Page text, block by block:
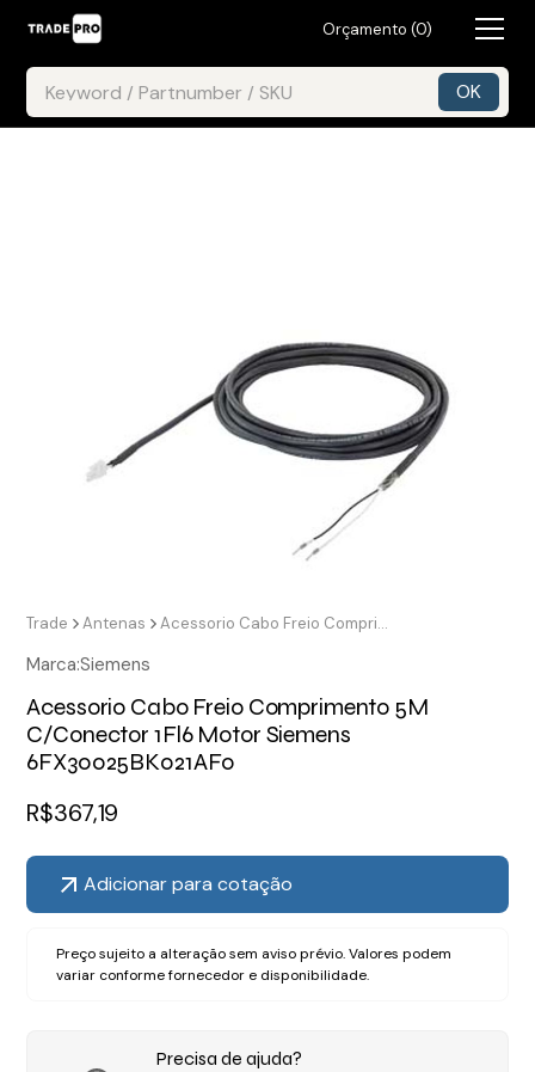
Orçamento (0)
Trade Antenas Acessorio Cabo Freio Comprimento 5M C/Conector 1Fl6 Motor Siemens 6FX30025BK021AF0
Marca:Siemens
Acessorio Cabo Freio Comprimento 5M
C/Conector 1Fl6 Motor Siemens
6FX30025BK021AF0
R$367,19
Adicionar para cotação
Preço sujeito a alteração sem aviso prévio. Valores podem
variar conforme fornecedor e disponibilidade.
Precisa de ajuda?